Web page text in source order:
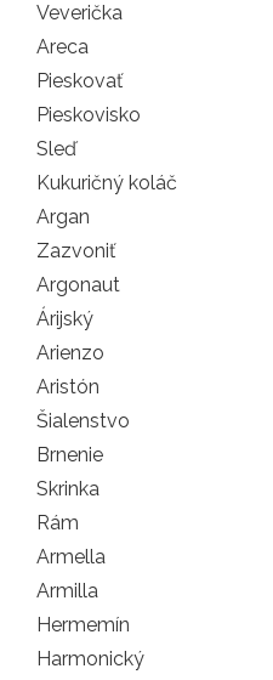
Veverička
Areca
Pieskovať
Pieskovisko
Sleď
Kukuričný koláč
Argan
Zazvoniť
Argonaut
Árijský
Arienzo
Aristón
Šialenstvo
Brnenie
Skrinka
Rám
Armella
Armilla
Hermemín
Harmonický